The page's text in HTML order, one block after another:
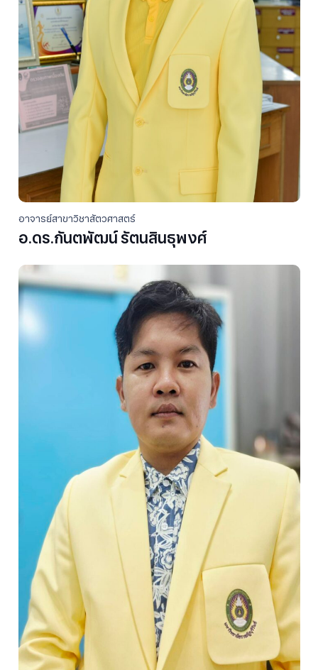
อาจารย์สาขาวิชาสัตวศาสตร์
อ.ดร.กันตพัฒน์ รัตนสินธุพงศ์